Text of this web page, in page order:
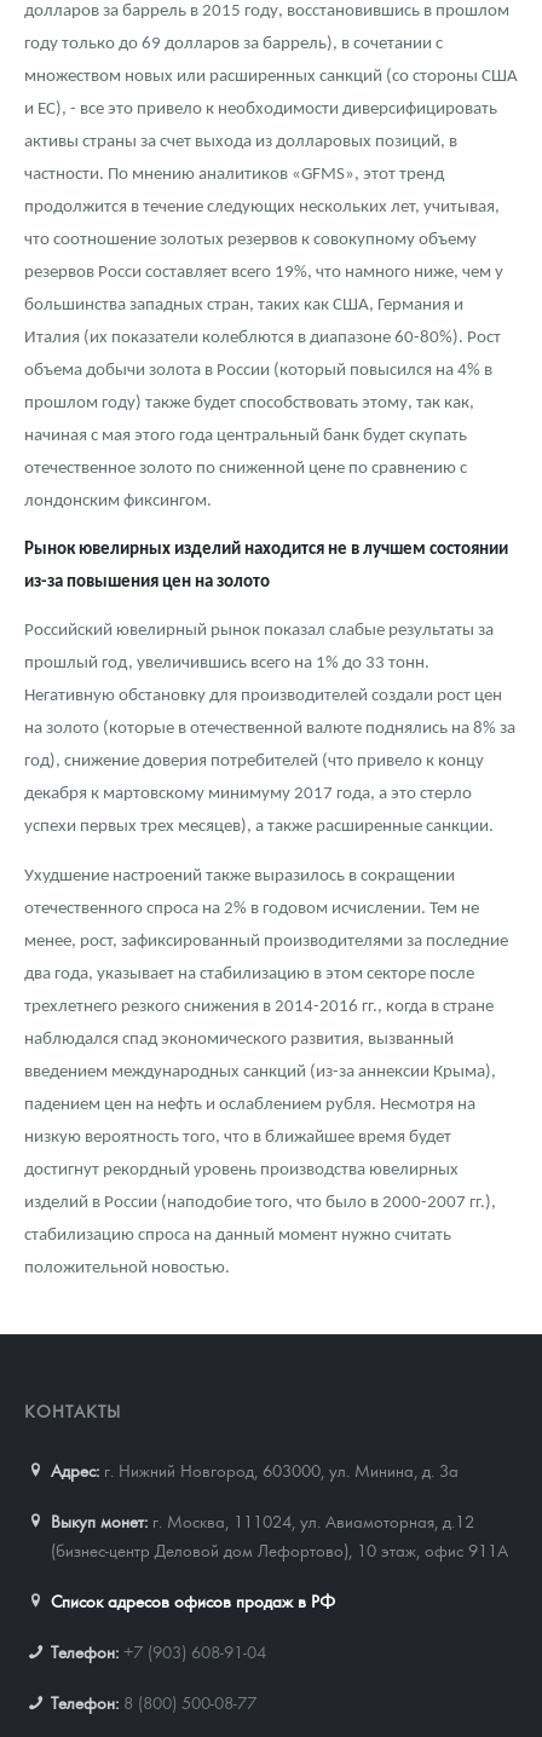
долларов за баррель в 2015 году, восстановившись в прошлом
году только до 69 долларов за баррель), в сочетании с
множеством новых или расширенных санкций (со стороны США
и ЕС), - все это привело к необходимости диверсифицировать
активы страны за счет выхода из долларовых позиций, в
частности. По мнению аналитиков «GFMS», этот тренд
продолжится в течение следующих нескольких лет, учитывая,
что соотношение золотых резервов к совокупному объему
резервов Росси составляет всего 19%, что намного ниже, чем у
большинства западных стран, таких как США, Германия и
Италия (их показатели колеблются в диапазоне 60-80%). Рост
объема добычи золота в России (который повысился на 4% в
прошлом году) также будет способствовать этому, так как,
начиная с мая этого года центральный банк будет скупать
отечественное золото по сниженной цене по сравнению с
лондонским фиксингом.
Рынок ювелирных изделий находится не в лучшем состоянии
из-за повышения цен на золото
Российский ювелирный рынок показал слабые результаты за
прошлый год, увеличившись всего на 1% до 33 тонн.
Негативную обстановку для производителей создали рост цен
на золото (которые в отечественной валюте поднялись на 8% за
год), снижение доверия потребителей (что привело к концу
декабря к мартовскому минимуму 2017 года, а это стерло
успехи первых трех месяцев), а также расширенные санкции.
Ухудшение настроений также выразилось в сокращении
отечественного спроса на 2% в годовом исчислении. Тем не
менее, рост, зафиксированный производителями за последние
два года, указывает на стабилизацию в этом секторе после
трехлетнего резкого снижения в 2014-2016 гг., когда в стране
наблюдался спад экономического развития, вызванный
введением международных санкций (из-за аннексии Крыма),
падением цен на нефть и ослаблением рубля. Несмотря на
низкую вероятность того, что в ближайшее время будет
достигнут рекордный уровень производства ювелирных
изделий в России (наподобие того, что было в 2000-2007 гг.),
стабилизацию спроса на данный момент нужно считать
положительной новостью.
КОНТАКТЫ
Адрес: г. Нижний Новгород, 603000 ул. Минина, д. 3а
Выкуп монет: г. Москва, 111024, ул. Авиамоторная, д.12
(бизнес-центр Деловой дом Лефортово), 10 этаж, офис 911А
Список адресов офисов продаж в РФ
Телефон: +7 (903) 608-91-04
Телефон: 8 (800) 500-08-77